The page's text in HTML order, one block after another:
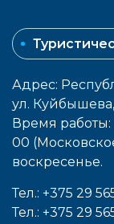
Адрес:
ул. Куйбышева,
Время работы:
00
воcкресенье.
Тел.: +375 29
Тел.: +375 29